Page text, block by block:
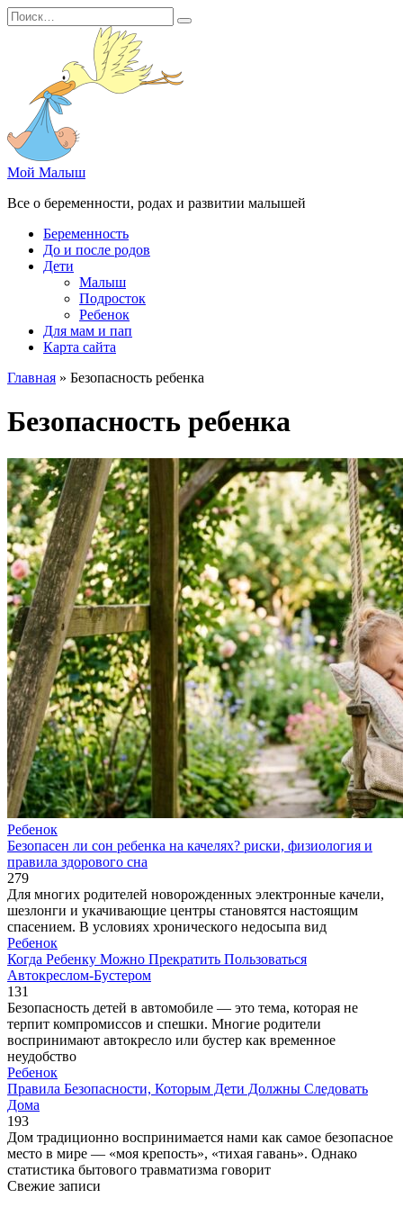
Перейти
к
Search
for:
Мой Малыш
Все о беременности, родах и развитии малышей
Беременность
До и после родов
Дети
Малыш
Подросток
Ребенок
Для мам и пап
Карта сайта
Главная » Безопасность ребенка
Безопасность ребенка
Ребенок
Безопасен ли сон ребенка на качелях? риски, физиология и
правила здорового сна
279
Для многих родителей новорожденных электронные качели,
шезлонги и укачивающие центры становятся настоящим
спасением. В условиях хронического недосыпа вид
Ребенок
Когда Ребенку Можно Прекратить Пользоваться
Автокреслом-Бустером
131
Безопасность детей в автомобиле — это тема, которая не
терпит компромиссов и спешки. Многие родители
воспринимают автокресло или бустер как временное
неудобство
Ребенок
Правила Безопасности, Которым Дети Должны Следовать
Дома
193
Дом традиционно воспринимается нами как самое безопасное
место в мире — «моя крепость», «тихая гавань». Однако
статистика бытового травматизма говорит
Свежие записи